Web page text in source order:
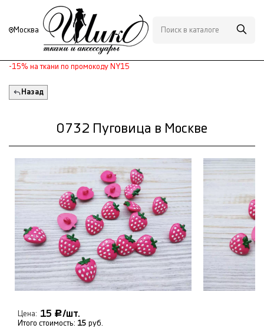
Москва
-15% на ткани по промокоду NY15
Назад
0732 Пуговица в Москве
Цена: 15 Р/шт.
Итого стоимость: 15 руб.